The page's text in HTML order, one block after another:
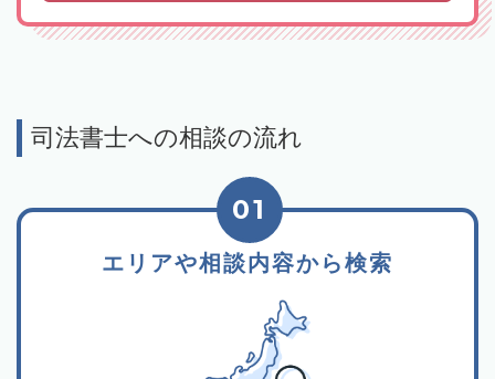
司法書士への相談の流れ
エリアや相談内容から検索
01